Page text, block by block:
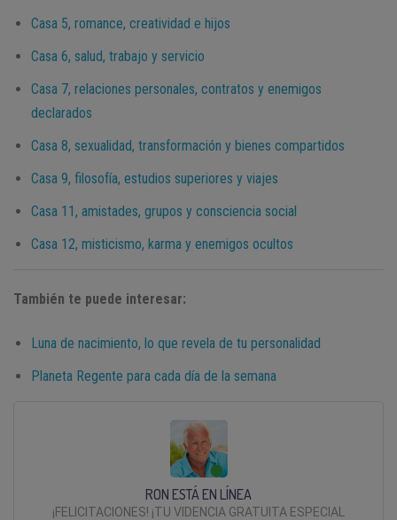
Casa 5, romance, creatividad e hijos
Casa 6, salud, trabajo y servicio
Casa 7, relaciones personales, contratos y enemigos
declarados
Casa 8, sexualidad, transformación y bienes compartidos
Casa 9, filosofía, estudios superiores y viajes
Casa 11, amistades, grupos y consciencia social
Casa 12, misticismo, karma y enemigos ocultos
También te puede interesar:
Luna de nacimiento, lo que revela de tu personalidad
Planeta Regente para cada día de la semana
RON ESTÁ EN LÍNEA
¡FELICITACIONES! ¡TU VIDENCIA GRATUITA ESPECIAL